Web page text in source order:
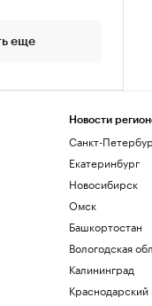
еще
Новости
Санкт-
Екатеринбург
Новосибирск
Омск
Башкортостан
Вологодская
Калининград
Краснодарский